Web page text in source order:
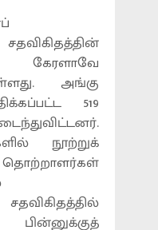
அங்கு
519
நூற்றுக்